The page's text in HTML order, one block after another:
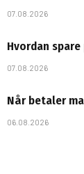
07.08.2026
Hvordan
07.08.2026
Når betaler
06.08.2026